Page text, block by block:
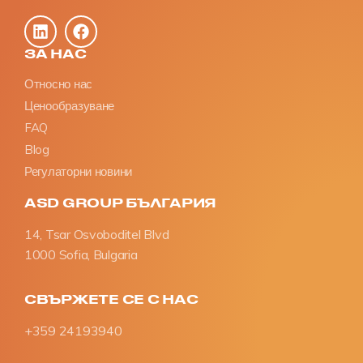
ЗА НАС
Относно нас
Ценообразуване
FAQ
Blog
Регулаторни новини
ASD GROUP БЪЛГАРИЯ
14, Tsar Osvoboditel Blvd
1000 Sofia, Bulgaria
СВЪРЖЕТЕ СЕ С НАС
+359 24193940